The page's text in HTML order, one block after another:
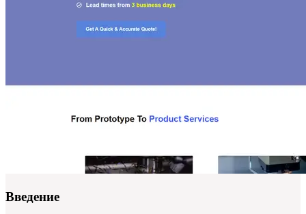
Введение